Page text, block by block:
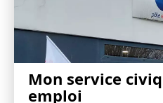
Mon service
emploi